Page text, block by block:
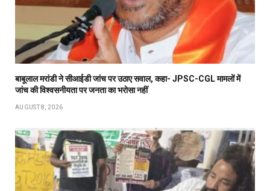
बाबूलाल मरांडी ने सीआईडी जांच पर उठाए सवाल, कहा- JPSC-CGL मामलों में
जांच की विश्वसनीयता पर जनता का भरोसा नहीं
AUGUST 8, 2026